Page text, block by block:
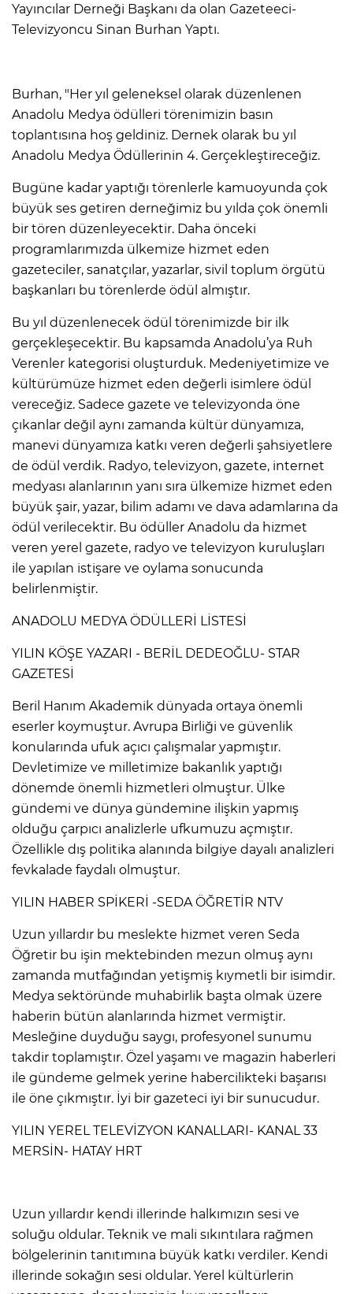
Yayıncılar Derneği Başkanı da olan Gazeteeci-
Televizyoncu Sinan Burhan Yaptı.
Burhan, "Her yıl geleneksel olarak düzenlenen
Anadolu Medya ödülleri törenimizin basın
toplantısına hoş geldiniz. Dernek olarak bu yıl
Anadolu Medya Ödüllerinin 4. Gerçekleştireceğiz.
Bugüne kadar yaptığı törenlerle kamuoyunda çok
büyük ses getiren derneğimiz bu yılda çok önemli
bir tören düzenleyecektir. Daha önceki
programlarımızda ülkemize hizmet eden
gazeteciler, sanatçılar, yazarlar, sivil toplum örgütü
başkanları bu törenlerde ödül almıştır.
Bu yıl düzenlenecek ödül törenimizde bir ilk
gerçekleşecektir. Bu kapsamda Anadolu’ya Ruh
Verenler kategorisi oluşturduk. Medeniyetimize ve
kültürümüze hizmet eden değerli isimlere ödül
vereceğiz. Sadece gazete ve televizyonda öne
çıkanlar değil aynı zamanda kültür dünyamıza,
manevi dünyamıza katkı veren değerli şahsiyetlere
de ödül verdik. Radyo, televizyon, gazete, internet
medyası alanlarının yanı sıra ülkemize hizmet eden
büyük şair, yazar, bilim adamı ve dava adamlarına da
ödül verilecektir. Bu ödüller Anadolu da hizmet
veren yerel gazete, radyo ve televizyon kuruluşları
ile yapılan istişare ve oylama sonucunda
belirlenmiştir.
ANADOLU MEDYA ÖDÜLLERİ LİSTESİ
YILIN KÖŞE YAZARI - BERİL DEDEOĞLU- STAR
GAZETESİ
Beril Hanım Akademik dünyada ortaya önemli
eserler koymuştur. Avrupa Birliği ve güvenlik
konularında ufuk açıcı çalışmalar yapmıştır.
Devletimize ve milletimize bakanlık yaptığı
dönemde önemli hizmetleri olmuştur. Ülke
gündemi ve dünya gündemine ilişkin yapmış
olduğu çarpıcı analizlerle ufkumuzu açmıştır.
Özellikle dış politika alanında bilgiye dayalı analizleri
fevkalade faydalı olmuştur.
YILIN HABER SPİKERİ -SEDA ÖĞRETİR NTV
Uzun yıllardır bu meslekte hizmet veren Seda
Öğretir bu işin mektebinden mezun olmuş aynı
zamanda mutfağından yetişmiş kıymetli bir isimdir.
Medya sektöründe muhabirlik başta olmak üzere
haberin bütün alanlarında hizmet vermiştir.
Mesleğine duyduğu saygı, profesyonel sunumu
takdir toplamıştır. Özel yaşamı ve magazin haberleri
ile gündeme gelmek yerine habercilikteki başarısı
ile öne çıkmıştır. İyi bir gazeteci iyi bir sunucudur.
YILIN YEREL TELEVİZYON KANALLARI- KANAL 33
MERSİN- HATAY HRT
Uzun yıllardır kendi illerinde halkımızın sesi ve
soluğu oldular. Teknik ve mali sıkıntılara rağmen
bölgelerinin tanıtımına büyük katkı verdiler. Kendi
illerinde sokağın sesi oldular. Yerel kültürlerin